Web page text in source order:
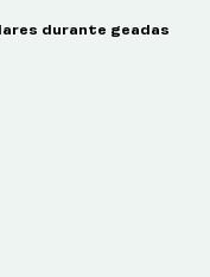
durante geadas